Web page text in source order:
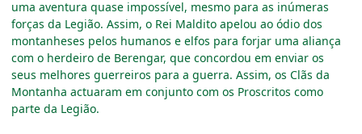
uma aventura quase impossível, mesmo para as inúmeras
forças da Legião. Assim, o Rei Maldito apelou ao ódio dos
montanheses pelos humanos e elfos para forjar uma aliança
com o herdeiro de Berengar, que concordou em enviar os
seus melhores guerreiros para a guerra. Assim, os Clãs da
Montanha actuaram em conjunto com os Proscritos como
parte da Legião.